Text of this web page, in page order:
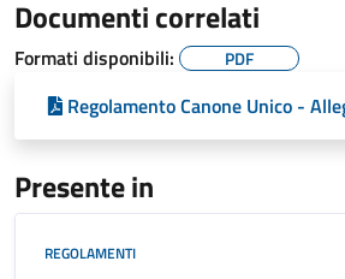
Documenti correlati
Formati disponibili: PDF
Regolamento Canone Unico -
Presente in
REGOLAMENTI